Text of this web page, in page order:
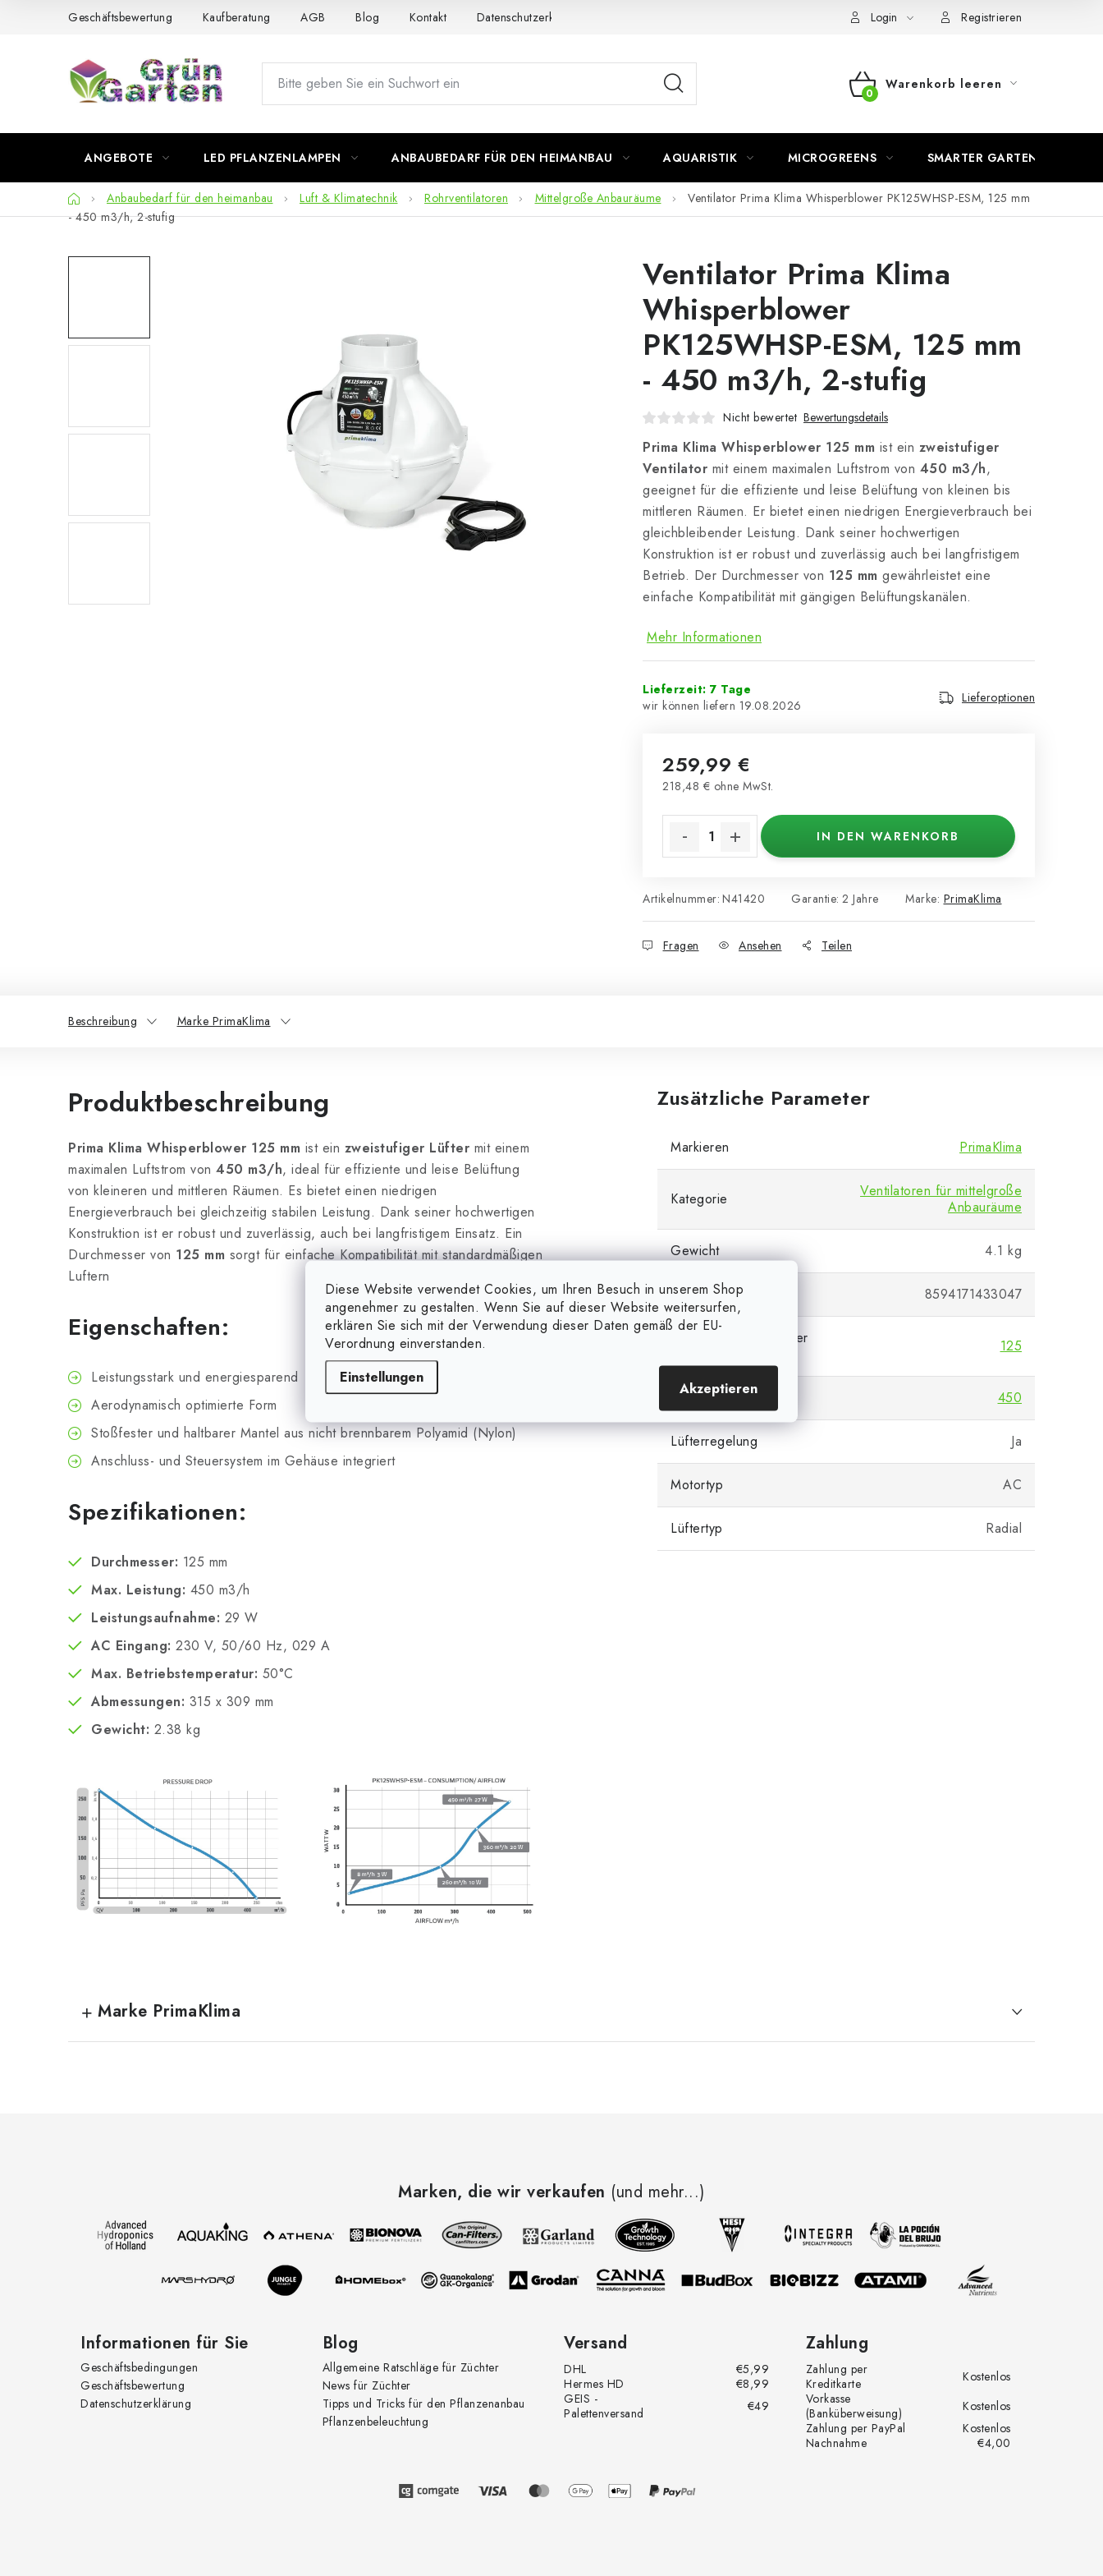
Diese Website verwendet Cookies, um Ihren Besuch in unserem Shop
angenehmer zu gestalten. Wenn Sie auf dieser Website weitersurfen,
erklären Sie sich mit der Verwendung dieser Daten gemäß der EU-
Verordnung einverstanden.
Einstellungen
Akzeptieren
Geschäftsbewertung Kaufberatung AGB Blog Kontakt Datenschutzerklärung Login Registrieren
WARENKORB
Warenkorb leeren
ANGEBOTE LED PFLANZENLAMPEN ANBAUBEDARF FÜR DEN HEIMANBAU AQUARISTIK MICROGREENS SMARTER GARTEN
StartseiteAnbaubedarf für den heimanbau Luft & Klimatechnik Rohrventilatoren Mittelgroße Anbauräume
Ventilator Prima Klima Whisperblower PK125WHSP-ESM, 125 mm
- 450 m3/h, 2-stufig
Ventilator Prima Klima
Whisperblower
PK125WHSP-ESM, 125 mm
- 450 m3/h, 2-stufig
Nicht bewertet Bewertungsdetails
Prima Klima Whisperblower 125 mm ist ein zweistufiger
Ventilator mit einem maximalen Luftstrom von 450 m3/h,
geeignet für die effiziente und leise Belüftung von kleinen bis
mittleren Räumen. Er bietet einen niedrigen Energieverbrauch bei
gleichbleibender Leistung. Dank seiner hochwertigen
Konstruktion ist er robust und zuverlässig auch bei langfristigem
Betrieb. Der Durchmesser von 125 mm gewährleistet eine
einfache Kompatibilität mit gängigen Belüftungskanälen.
Mehr Informationen
Lieferzeit: 7 Tage
19.08.2026
Lieferoptionen
259,99 €
218,48 € ohne MwSt.
IN DEN WARENKORB
Artikelnummer: N41420 Marke: PrimaKlima
Garantie: 2 Jahre
Fragen Ansehen Teilen
Beschreibung Marke PrimaKlima
Produktbeschreibung
Prima Klima Whisperblower 125 mm ist ein zweistufiger Lüfter mit einem
maximalen Luftstrom von 450 m3/h, ideal für effiziente und leise Belüftung
von kleineren und mittleren Räumen. Es bietet einen niedrigen
Energieverbrauch bei gleichzeitig stabilen Leistung. Dank seiner hochwertigen
Konstruktion ist er robust und zuverlässig, auch bei langfristigem Einsatz. Ein
Durchmesser von 125 mm sorgt für einfache Kompatibilität mit standardmäßigen
Luftern
Eigenschaften:
Leistungsstark und energiesparend
Aerodynamisch optimierte Form
Stoßfester und haltbarer Mantel aus nicht brennbarem Polyamid (Nylon)
Anschluss- und Steuersystem im Gehäuse integriert
Spezifikationen:
Durchmesser: 125 mm
Max. Leistung: 450 m3/h
Leistungsaufnahme: 29 W
AC Eingang: 230 V, 50/60 Hz, 029 A
Max. Betriebstemperatur: 50°C
Abmessungen: 315 x 309 mm
Gewicht: 2.38 kg
Zusätzliche Parameter
Markieren PrimaKlima
Kategorie
Ventilatoren für mittelgroße
Anbauräume
Gewicht 4.1 kg
EAN 8594171433047
Flansch / Durchmesser
125
Luftstrom [m3/h] 450
Lüfterregelung Ja
Motortyp AC
Lüftertyp Radial
Marke PrimaKlima
Marken, die wir verkaufen (und mehr...)
Informationen für Sie
Geschäftsbedingungen
Geschäftsbewertung
Datenschutzerklärung
Blog
Allgemeine Ratschläge für Züchter
News für Züchter
Tipps und Tricks für den Pflanzenanbau
Pflanzenbeleuchtung
Versand
DHL
€5,99
Hermes HD
€8,99
GEIS -
Palettenversand
€49
Zahlung
Zahlung per
Kreditkarte
Kostenlos
Vorkasse
(Banküberweisung)
Kostenlos
Zahlung per PayPal
Kostenlos
Nachnahme
€4,00